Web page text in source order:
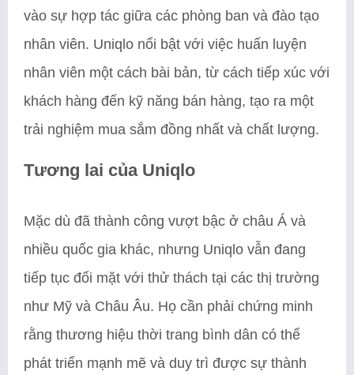
vào sự hợp tác giữa các phòng ban và đào tạo
nhân viên. Uniqlo nổi bật với việc huấn luyện
nhân viên một cách bài bản, từ cách tiếp xúc với
khách hàng đến kỹ năng bán hàng, tạo ra một
trải nghiệm mua sắm đồng nhất và chất lượng.
Tương lai của Uniqlo
Mặc dù đã thành công vượt bậc ở châu Á và
nhiều quốc gia khác, nhưng Uniqlo vẫn đang
tiếp tục đối mặt với thử thách tại các thị trường
như Mỹ và Châu Âu. Họ cần phải chứng minh
rằng thương hiệu thời trang bình dân có thể
phát triển mạnh mẽ và duy trì được sự thành